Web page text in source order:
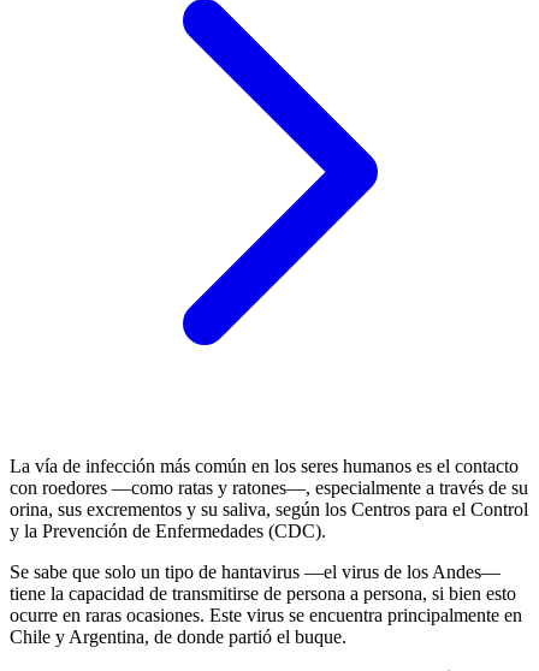
La vía de infección más común en los seres humanos es el contacto
con roedores —como ratas y ratones—, especialmente a través de su
orina, sus excrementos y su saliva, según los Centros para el Control
y la Prevención de Enfermedades (CDC).
Se sabe que solo un tipo de hantavirus —el virus de los Andes—
tiene la capacidad de transmitirse de persona a persona, si bien esto
ocurre en raras ocasiones. Este virus se encuentra principalmente en
Chile y Argentina, de donde partió el buque.